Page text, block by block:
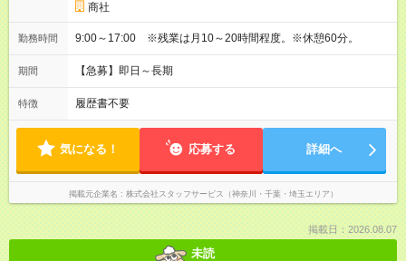
商社
勤務時間 9:00～17:00 ※残業は月10～20時間程度。※休憩60分。
期間 【急募】即日～長期
特徴 履歴書不要
気になる！ 応募する 詳細へ
掲載元企業名 株式会社スタッフサービス（神奈川・千葉・埼玉エリア）
掲載日：2026.08.07
未読